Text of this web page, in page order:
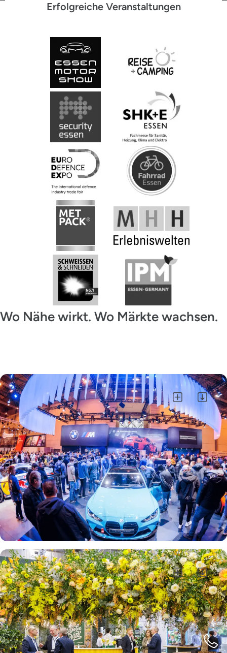
Erfolgreiche Veranstaltungen
Wo Nähe wirkt. Wo Märkte wachsen.